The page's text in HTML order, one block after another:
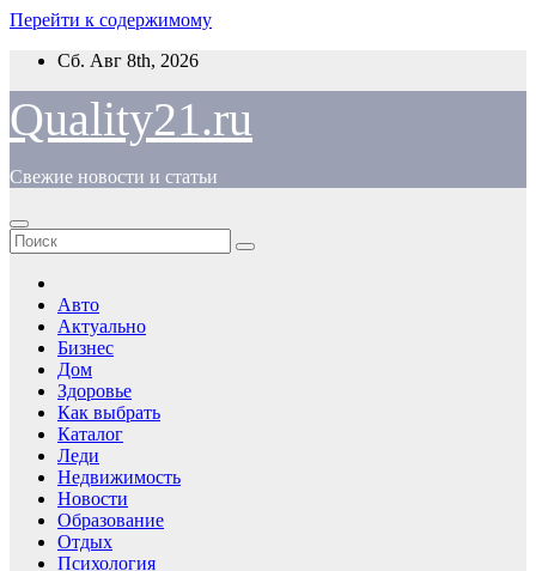
Перейти к содержимому
Сб. Авг 8th, 2026
Quality21.ru
Свежие новости и статьи
Авто
Актуально
Бизнес
Дом
Здоровье
Как выбрать
Каталог
Леди
Недвижимость
Новости
Образование
Отдых
Психология